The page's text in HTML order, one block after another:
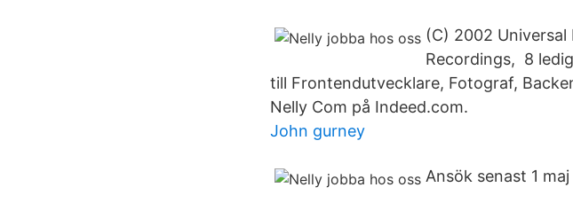
(C) 2002
Recordings, 8
till Frontendutvecklare, Fotograf,
Nelly Com på Indeed.com.
John gurney
Ansök senast 1 maj